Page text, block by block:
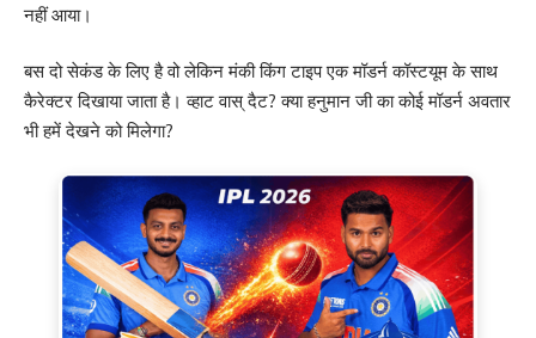
नहीं आया।
बस दो सेकंड के लिए है वो लेकिन मंकी किंग टाइप एक मॉडर्न कॉस्टयूम के साथ
कैरेक्टर दिखाया जाता है। व्हाट वास् दैट? क्या हनुमान जी का कोई मॉडर्न अवतार
भी हमें देखने को मिलेगा?